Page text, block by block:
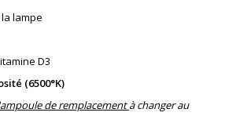
lampe
D3
(6500°K)
de remplacementà changer au